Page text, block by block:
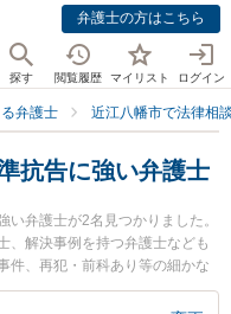
弁護士の方はこちら
探す 閲覧履歴 マイリスト ログイン
弁護士 近江八幡市で法律相
抗告に強い弁護士
弁護士が2名見つかりました。
、解決事例を持つ弁護士なども
件、再犯・前科あり等の細かな
賀刑事総合法律事務所の笹原 洋
護士のプロフィール情報や弁護